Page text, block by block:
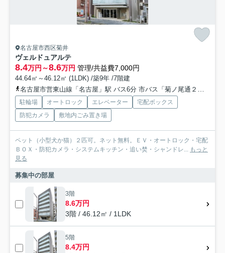
名古屋市西区菊井
ヴェルドュアルテ
8.4万円～8.6万円 管理/共益費7,000円
44.64㎡～46.12㎡ (1LDK) /築9年 /7階建
名古屋市営東山線「名古屋」駅 バス6分 市バス「菊ノ尾通２」 停歩4分
駐輪場 オートロック エレベーター
宅配ボックス
防犯カメラ
敷地内ごみ置き場
ペット（小型犬か猫）２匹可。ネット無料。ＥＶ・オートロック・宅配
ＢＯＸ・防犯カメラ・システムキッチン・追い焚・シャンドレ... もっと
見る
募集中の部屋
3階
8.6万円
3階 / 46.12㎡ / 1LDK
5階
8.4万円